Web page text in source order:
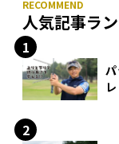
人気記事ラ